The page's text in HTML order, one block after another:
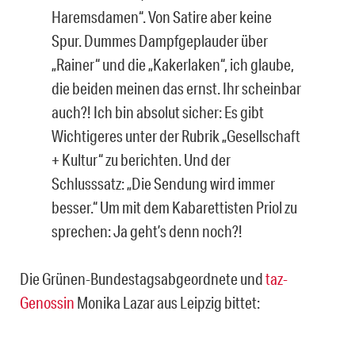
Haremsdamen“. Von Satire aber keine
Spur. Dummes Dampfgeplauder über
„Rainer“ und die „Kakerlaken“, ich glaube,
die beiden meinen das ernst. Ihr scheinbar
auch?! Ich bin absolut sicher: Es gibt
Wichtigeres unter der Rubrik „Gesellschaft
+ Kultur“ zu berichten. Und der
Schlusssatz: „Die Sendung wird immer
besser.“ Um mit dem Kabarettisten Priol zu
sprechen: Ja geht’s denn noch?!
Die Grünen-Bundestagsabgeordnete undtaz-
Genossin Monika Lazar aus Leipzig bittet: